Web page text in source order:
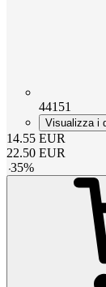
44151
Visualizza i
14.55 EUR
22.50 EUR
-35%